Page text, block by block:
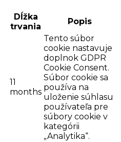
Dĺžka
trvania
Popis
11
months
Tento súbor
cookie nastavuje
doplnok GDPR
Cookie Consent.
Súbor cookie sa
používa na
uloženie súhlasu
používateľa pre
súbory cookie v
kategórii
„Analytika“.